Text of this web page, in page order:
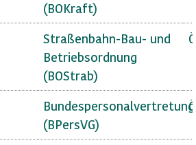
(BOKraft)
Straßenbahn-Bau- und
Betriebsordnung
(BOStrab)
(BPersVG)